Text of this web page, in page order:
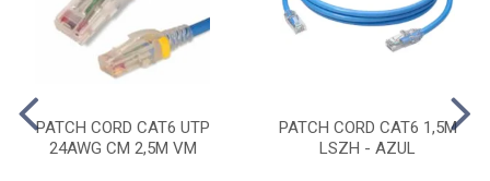
PATCH CORD CAT6 UTP
24AWG CM 2,5M VM
PATCH CORD CAT6 1,5M
LSZH - AZUL